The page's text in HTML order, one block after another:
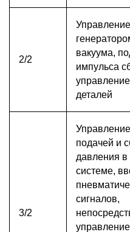
2/2
Управление
вакуума,
импульса
деталей
3/2
Управление
подачей и
давления в
системе,
сигналов,
управление